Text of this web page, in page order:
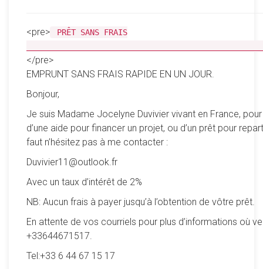
<pre>
PRÊT SANS FRAIS
</pre>
EMPRUNT SANS FRAIS RAPIDE EN UN JOUR.
Bonjour,
Je suis Madame Jocelyne Duvivier vivant en France,
d’une aide pour financer un projet, ou d’un prêt pour
faut n’hésitez pas à me contacter :
Duvivier11@outlook.fr
Avec un taux d’intérêt de 2%
NB: Aucun frais à payer jusqu’à l’obtention de vôtre prêt.
En attente de vos courriels pour plus d’informations où
+33644671517.
Tel:+33 6 44 67 15 17